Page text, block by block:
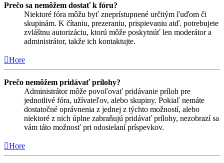
Prečo sa nemôžem dostať k fóru?
Niektoré fóra môžu byť zneprístupnené určitým ľuďom či
skupinám. K čítaniu, prezeraniu, prispievaniu atď. potrebujete
zvláštnu autorizáciu, ktorú môže poskytnúť len moderátor a
administrátor, takže ich kontaktujte.
Hore
Prečo nemôžem pridávať prílohy?
Administrátor môže povoľovať pridávanie príloh pre
jednotlivé fóra, užívateľov, alebo skupiny. Pokiaľ nemáte
dostatočné oprávnenia z jednej z týchto možností, alebo
niektoré z nich úplne zabraňujú pridávať prílohy, nezobrazí sa
vám táto možnosť pri odosielaní príspevkov.
Hore